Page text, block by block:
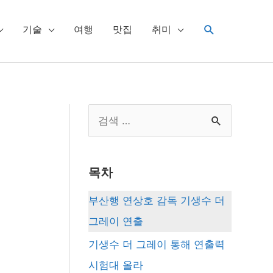
기술 여행 맛집 취미
검
e
r
c
h
o
목차
부산행 연상호 감독 기생수 더
그레이 연출
기생수 더 그레이 통해 연출력
시험대 올라